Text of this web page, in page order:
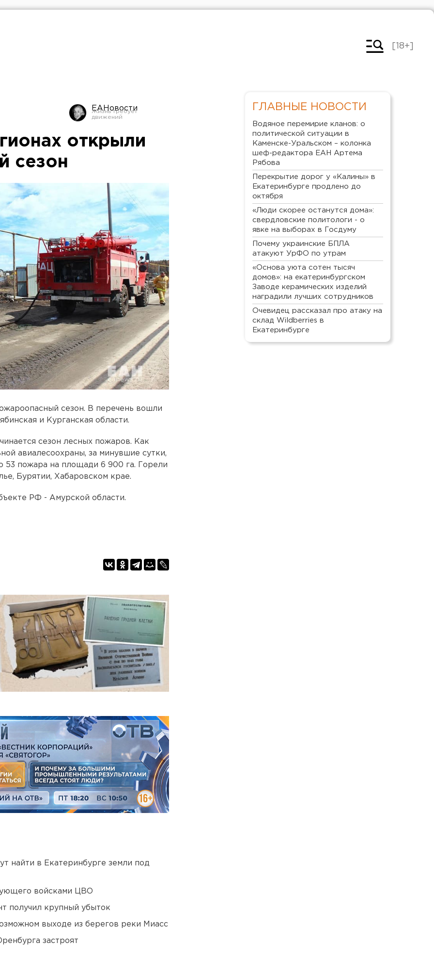
[18+]
ЕАНовости
открыли
сезон
сезон. В перечень вошли
и Курганская области.
сезон лесных пожаров. Как
авиалесоохраны, за минувшие сутки,
53 пожара на площади 6 900 га. Горели
Бурятии, Хабаровском крае.
РФ - Амурской области.
найти в Екатеринбурге земли под
войсками ЦВО
получил крупный убыток
выходе из берегов реки Миасс
застроят
ГЛАВНЫЕ НОВОСТИ
Водяное перемирие кланов: о
политической ситуации в
Каменске-Уральском – колонка
шеф-редактора ЕАН Артема
Рябова
Перекрытие дорог у «Калины» в
Екатеринбурге продлено до
октября
«Люди скорее останутся дома»:
свердловские политологи - о
явке на выборах в Госдуму
Почему украинские БПЛА
атакуют УрФО по утрам
«Основа уюта сотен тысяч
домов»: на екатеринбургском
Заводе керамических изделий
наградили лучших сотрудников
Очевидец рассказал про атаку на
склад Wildberries в
Екатеринбурге